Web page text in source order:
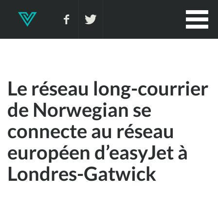
Le réseau long-courrier
de Norwegian se
connecte au réseau
européen d’easyJet à
Londres-Gatwick